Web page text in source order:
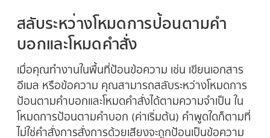
สลับระหว่างโหมดการป้อนตามคำ
บอกและโหมดคำสั่ง
เมื่อคุณทำงานในพื้นที่ป้อนข้อความ เช่น เขียนเอกสาร
อีเมล หรือข้อความ คุณสามารถสลับระหว่างโหมดการ
ป้อนตามคำบอกและโหมดคำสั่งได้ตามความจำเป็น ใน
โหมดการป้อนตามคำบอก (ค่าเริ่มต้น) คำพูดใดก็ตามที่
ไม่ใช่คำสั่งการสั่งการด้วยเสียงจะถูกป้อนเป็นข้อความ